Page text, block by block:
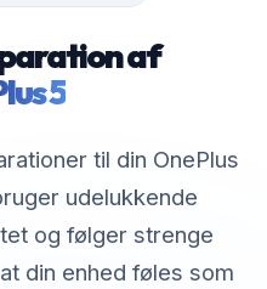
af
5
til din OnePlus
udelukkende
og følger strenge
din enhed føles som